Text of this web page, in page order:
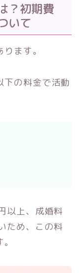
？初期費
いて
ます。
下の料金で活動
以上、成婚料
ため、この料